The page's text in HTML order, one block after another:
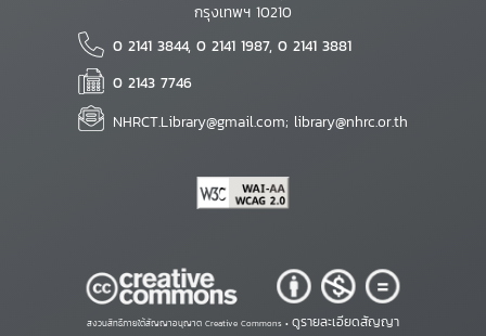
กรุงเทพฯ 10210
0 2141 3844, 0 2141 1987, 0 2141 3881
0 2143 7746
NHRCT.Library@gmail.com; library@nhrc.or.th
สงวนสิทธิ์ภายใต้สัญญาอนุญาต Creative Commons • ดูรายละเอียดสัญญา